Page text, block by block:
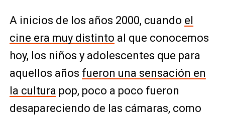
A inicios de los años 2000, cuando el
cine era muy distinto al que conocemos
hoy, los niños y adolescentes que para
aquellos años fueron una sensación en
la cultura pop, poco a poco fueron
desapareciendo de las cámaras, como